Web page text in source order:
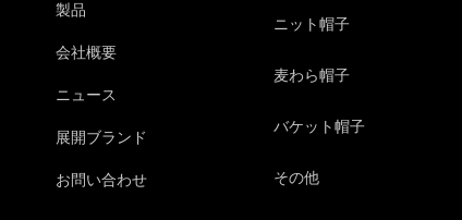
製品
会社概要
ニュース
展開ブランド
お問い合わせ
ニット帽子
麦わら帽子
バケット帽子
その他